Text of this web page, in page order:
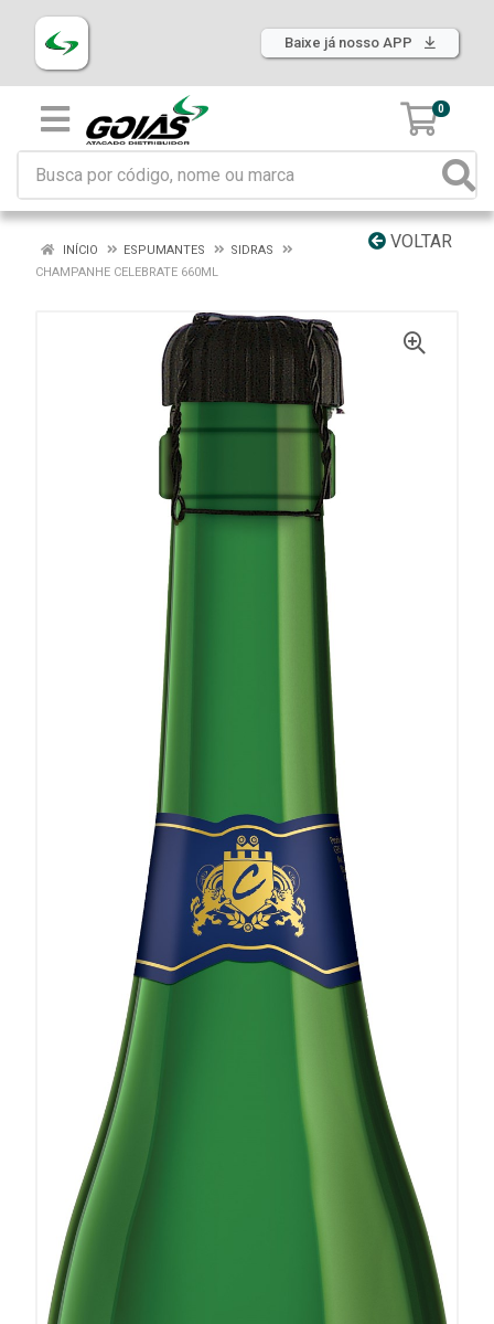
Baixe já nosso APP
0
VOLTAR
INÍCIO ESPUMANTES
SIDRAS
CHAMPANHE CELEBRATE 660ML